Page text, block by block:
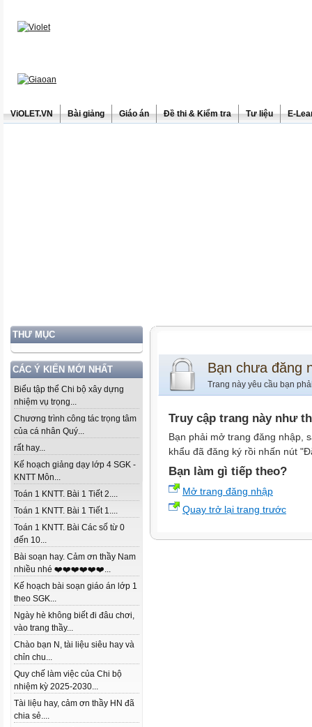
ViOLET.VN Bài giảng Giáo án Đề thi & Kiểm tra Tư liệu E-
THƯ MỤC
CÁC Ý KIẾN MỚI NHẤT
Biểu tập thể Chi bộ xây dựng
nhiệm vụ trọng...
Chương trình công tác trọng tâm
của cá nhân Quý...
rất hay...
Kế hoạch giảng dạy lớp 4 SGK -
KNTT Môn...
Toán 1 KNTT. Bài 1 Tiết 2....
Toán 1 KNTT. Bài 1 Tiết 1....
Toán 1 KNTT. Bài Các số từ 0
đến 10...
Bài soạn hay. Cảm ơn thầy Nam
nhiều nhé ❤️❤️❤️❤️❤️❤️...
Kế hoạch bài soạn giáo án lớp 1
theo SGK...
Ngày hè không biết đi đâu chơi,
vào trang thầy...
Chào bạn N, tài liệu siêu hay và
chỉn chu...
Quy chế làm việc của Chi bộ
nhiệm kỳ 2025-2030...
Tài liệu hay, cảm ơn thầy HN đã
chia sẻ....
Bạn chưa đăng
Trang này yêu cầu bạn
Truy cập trang này như
Bạn phải mở trang đăng nhập,
khẩu đã đăng ký rồi nhấn nút
Bạn làm gì tiếp theo?
Mở trang đăng nhập
Quay trở lại trang trước